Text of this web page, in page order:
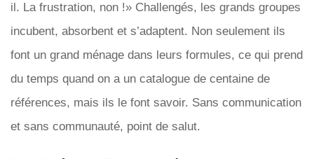
il. La frustration, non !» Challengés, les grands groupes
incubent, absorbent et s’adaptent. Non seulement ils
font un grand ménage dans leurs formules, ce qui prend
du temps quand on a un catalogue de centaine de
références, mais ils le font savoir. Sans communication
et sans communauté, point de salut.